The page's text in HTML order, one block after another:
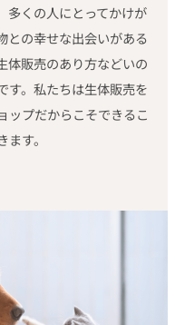
多くの人にとってかけが
との幸せな出会いがある
体販売のあり方などいの
す。私たちは生体販売を
ップだからこそできるこ
す。